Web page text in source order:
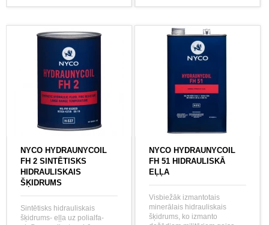
NYCO HYDRAUNYCOIL
FH 2 SINTĒTISKS
HIDRAULISKAIS
ŠĶIDRUMS
Sintētisks hidrauliskais
šķidrums- eļļa uz polialfa-
NYCO HYDRAUNYCOIL
FH 51 HIDRAULISKĀ
EĻĻA
Visbiežāk izmantotais
minerālais hidrauliskais
šķidrums, ko izmanto